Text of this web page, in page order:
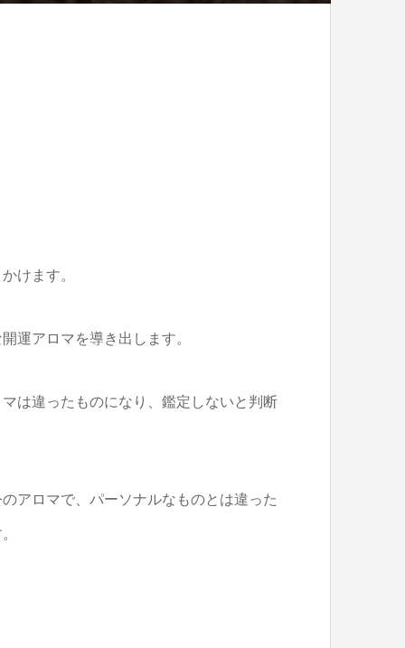
けます。
運アロマを導き出します。
は違ったものになり、鑑定しないと判断
アロマで、パーソナルなものとは違った